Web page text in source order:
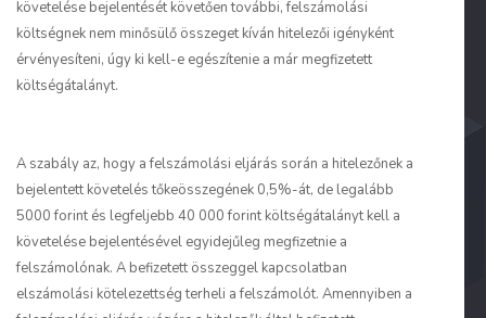
követelése bejelentését követően további, felszámolási
költségnek nem minősülő összeget kíván hitelezői igényként
érvényesíteni, úgy ki kell-e egészítenie a már megfizetett
költségátalányt.
A szabály az, hogy a felszámolási eljárás során a hitelezőnek a
bejelentett követelés tőkeösszegének 0,5%-át, de legalább
5000 forint és legfeljebb 40 000 forint költségátalányt kell a
követelése bejelentésével egyidejűleg megfizetnie a
felszámolónak. A befizetett összeggel kapcsolatban
elszámolási kötelezettség terheli a felszámolót. Amennyiben a